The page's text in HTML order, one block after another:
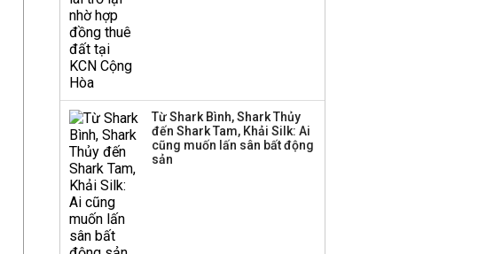
Sacombank phát hành
ba đợt trái phiếu thu về
Từ Shark Bình, Shark Thủy
đến Shark Tam, Khải Silk: Ai
cũng muốn lấn sân bất động
sản